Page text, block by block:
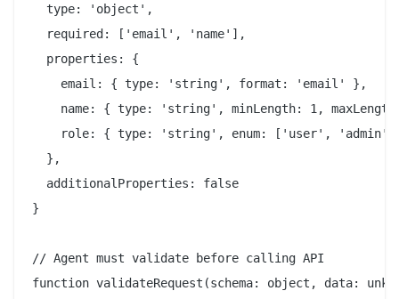
  type: 'object',
  required: ['email', 'name'],
  properties: {
    email: { type: 'string', format: 'email' },
name: { type: 'string', minLength: 1,
role: { type: 'string', enum: ['user',
  },
  additionalProperties: false
}
// Agent must validate before calling API
function validateRequest(schema: object, data: